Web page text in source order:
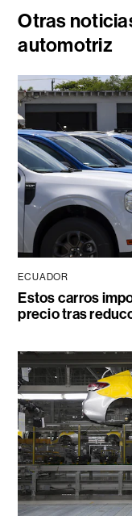
Otras
automotriz
ECUADOR
Estos carros
precio tras